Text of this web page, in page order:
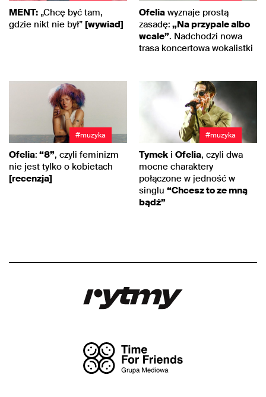
MENT: „Chcę być tam,
gdzie nikt nie był” [wywiad]
Ofelia wyznaje prostą
zasadę: „Na przypale albo
wcale”. Nadchodzi nowa
trasa koncertowa wokalistki
#muzyka
Ofelia: “8”, czyli feminizm
nie jest tylko o kobietach
[recenzja]
#muzyka
Tymek i Ofelia, czyli dwa
mocne charaktery
połączone w jedność w
singlu “Chcesz to ze mną
bądź”